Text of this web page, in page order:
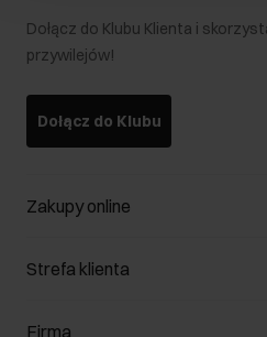
Dołącz do Klubu Klienta i
przywilejów!
Dołącz do Klubu
Zakupy online
Zarządzaj cookies
Strefa klienta
Klub Klienta
Firma